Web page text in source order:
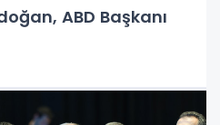
ABD Başkanı